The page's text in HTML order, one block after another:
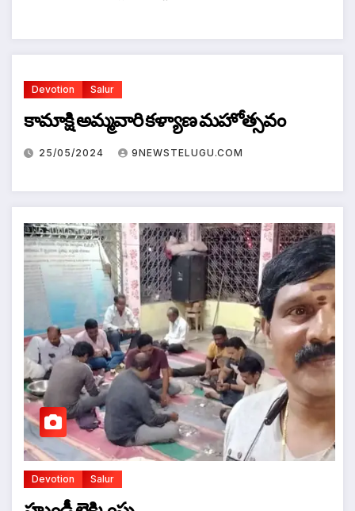
Devotion Salur
కామాక్షి అమ్మవారి కళ్యాణ మహోత్సవం
25/05/2024 9NEWSTELUGU.COM
Devotion Salur